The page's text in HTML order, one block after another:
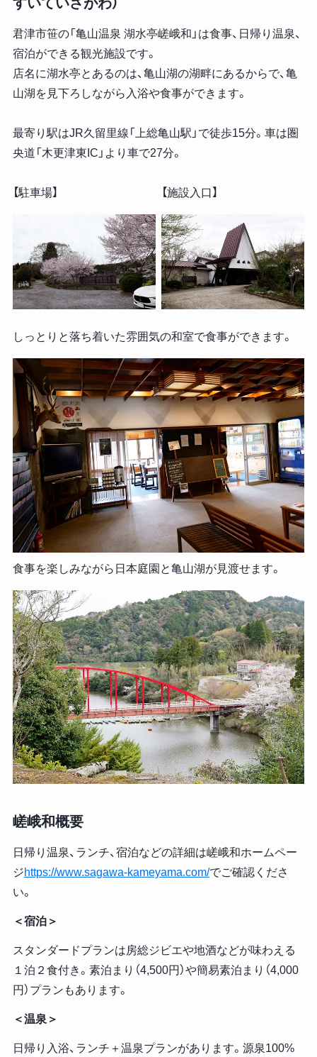
君津市笹の「亀山温泉 湖水亭嵯峨和」は食事、日帰り温泉、
宿泊ができる観光施設です。
店名に湖水亭とあるのは、亀山湖の湖畔にあるからで、亀
山湖を見下ろしながら入浴や食事ができます。
最寄り駅はJR久留里線「上総亀山駅」で徒歩15分。車は圏
央道「木更津東IC」より車で27分。
【駐車場】 【施設入口】
しっとりと落ち着いた雰囲気の和室で食事ができます。
食事を楽しみながら日本庭園と亀山湖が見渡せます。
嵯峨和概要
日帰り温泉、ランチ、宿泊などの詳細は嵯峨和ホームペー
ジhttps://www.sagawa-kameyama.com/でご確認くださ
い。
＜宿泊＞
スタンダードプランは房総ジビエや地酒などが味わえる
１泊２食付き。素泊まり（4,500円）や簡易素泊まり（4,000
円）プランもあります。
＜温泉＞
日帰り入浴、ランチ＋温泉プランがあります。源泉100%